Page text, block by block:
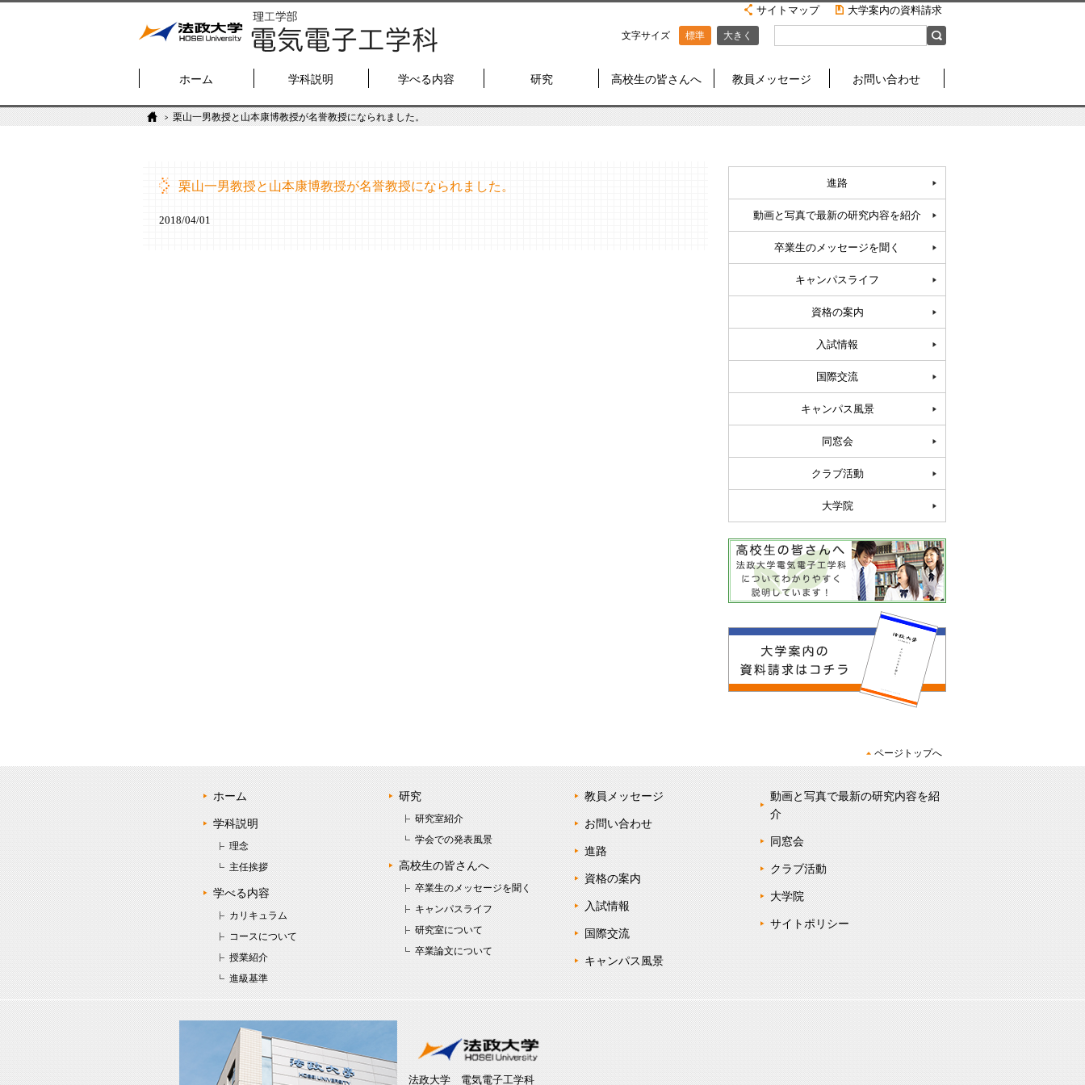
サイトマップ 大学案内の資料請求
文字サイズ 標準 大きく
ホーム 学科説明 学べる内容 研究 高校生の皆さんへ 教員メッセージ お問い合わせ
栗山一男教授と山本康博教授が名誉教授になられました。
栗山一男教授と山本康博教授が名誉教授になられました。
2018/04/01
進路
動画と写真で最新の研究内容を紹介
卒業生のメッセージを聞く
キャンパスライフ
資格の案内
入試情報
国際交流
キャンパス風景
同窓会
クラブ活動
大学院
ページトップへ
ホーム
学科説明
理念
主任挨拶
学べる内容
カリキュラム
コースについて
授業紹介
進級基準
研究
研究室紹介
学会での発表風景
高校生の皆さんへ
卒業生のメッセージを聞く
キャンパスライフ
研究室について
卒業論文について
教員メッセージ
お問い合わせ
進路
資格の案内
入試情報
国際交流
キャンパス風景
動画と写真で最新の研究内容を紹
介
同窓会
クラブ活動
大学院
サイトポリシー
法政大学 電気電子工学科